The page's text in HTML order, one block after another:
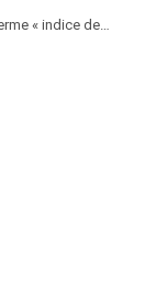
« indice de…